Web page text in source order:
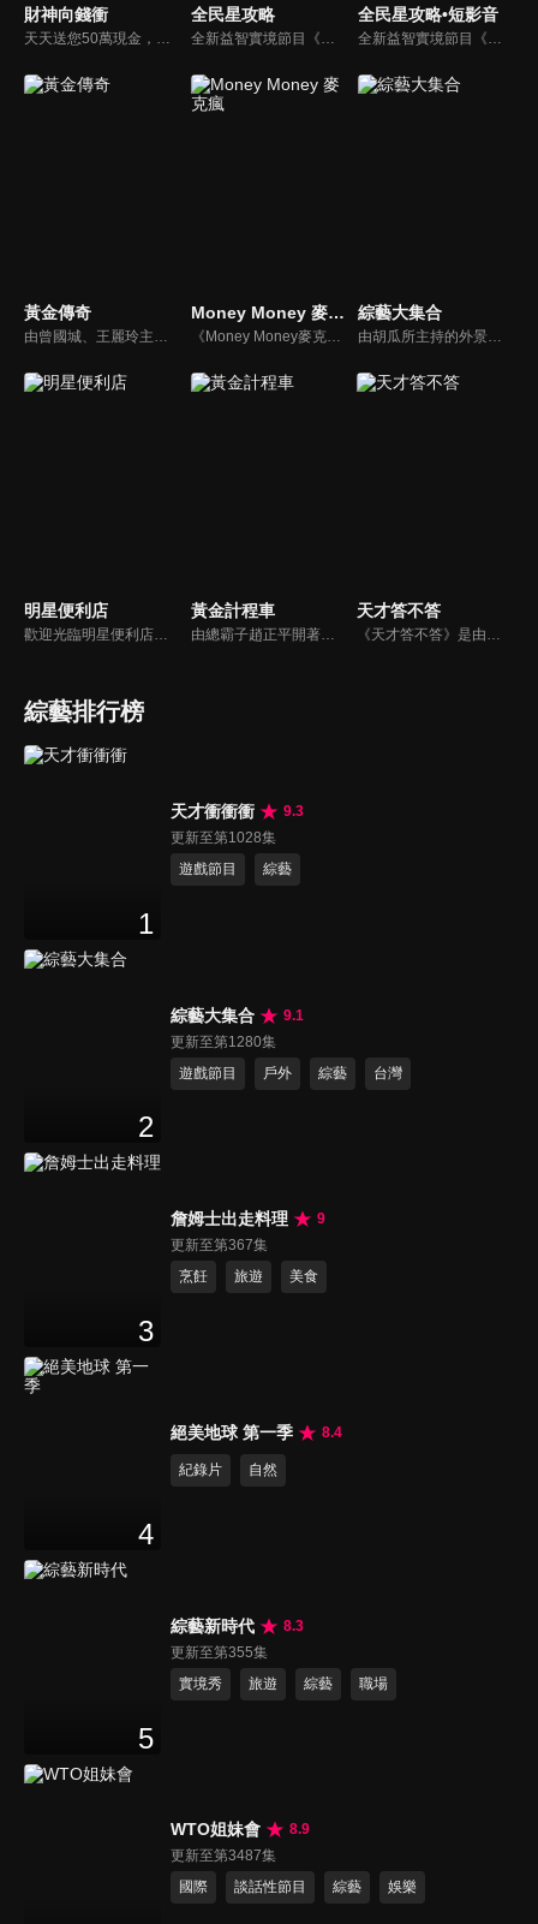
財神向錢衝
天天送您50萬現金，還有汽車大獎！不考智力、體力，挑戰家人、同事、同學、朋友互相了解的成渡和共同生活經驗。快來參加《財神向前衝》大獎通通送給您。
全民星攻略
全新益智實境節目《全民星攻略》，由館長曾國城擔任把關者，考驗著每個來挑戰九宮格益智遊戲藝人明星。想要攻略九宮格關卡，透過創意聯想、邏輯推理、理想分析，才有機會獲取智慧星幣，帶走夢幻大獎。
全民星攻略•短影音
全新益智實境節目《全民星攻略》，由館長曾國城擔任把關者，考驗著每個來挑戰九宮格益智遊戲藝人明星。想要攻略九宮格關卡，透過創意聯想、邏輯推理、理想分析，才有機會獲取智慧星幣，帶走夢幻大獎。
黃金傳奇
由曾國城、王麗玲主持，許多人記憶中的經典外景綜藝節目之一。每次闖關成功的隊伍，可獲得藏寶圖；拼湊出完整藏寶圖者，可憑著藏寶圖提示至寶箱放置處；最後以正確寶箱之正確答案鑰匙開啟成功者，除隊長本身外的每位參賽者，即可獲得價值新台幣5萬元之黃金金牌。
Money Money 麥克瘋
《Money Money麥克瘋》節目強調不比音準、不比音色，也不比外型、外貌、氣質、長相等如何，只強調只要歌詞記得牢，就可以參加比賽。
綜藝大集合
由胡瓜所主持的外景綜藝節目，秉持著「幸福好運到，獎金送夠夠」的精神，和眾多藝人與鄉親同樂玩遊戲拿獎金，介紹各地的人文、美食、特產等，提供豐富多元的內容，不間斷的笑料，讓您忘卻一切煩惱、開懷大笑。
明星便利店
歡迎光臨明星便利店！你覺得便利店裡面有什麼？關東煮？茶葉蛋？還是讓你尖叫的大明星？一家擁有明星的便利店，到底有多稀奇，你會不會想要光臨呢？
黃金計程車
由總霸子趙正平開著計程車在街頭隨機找尋搭車路人，進行機智問答，如果十題答對就可以拿走金元寶！如果沒有答對，就把當前獎金減一個0然後發放！另外節目中總霸子趙正平還會帶我們遍尋美食名景。
天才答不答
《天才答不答》是由吳宗憲和吳怡霈共同主持的益智節目。節目設立高額的獎金來考驗藝人們真實的人性，同時將題目立體化，讓你身歷其境去冒險答題。更有哪些出乎意料的處罰，讓藝人羞愧的不想再答錯！一個最接近「人性」與「真實」的益智節目，現在就讓吳宗憲帶你輕鬆玩轉知識。
綜藝排行榜
1
天才衝衝衝
9.3
更新至第1028集
遊戲節目
綜藝
2
綜藝大集合
9.1
更新至第1280集
遊戲節目
戶外 綜藝 台灣
3
詹姆士出走料理
9
更新至第367集
烹飪
旅遊 美食
4
絕美地球 第一季 8.4
紀錄片 自然
5
綜藝新時代
8.3
更新至第355集
實境秀
旅遊 綜藝 職場
WTO姐妹會
8.9
更新至第3487集
國際
談話性節目 綜藝 娛樂